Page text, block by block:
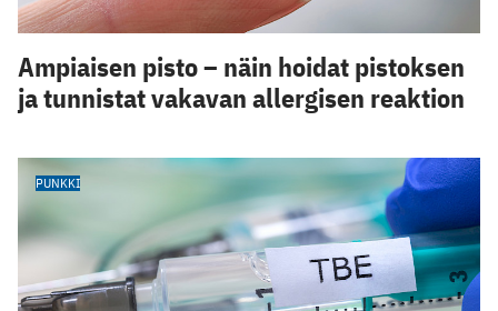
Ampiaisen pisto – näin hoidat pistoksen
ja tunnistat vakavan allergisen reaktion
PUNKKI